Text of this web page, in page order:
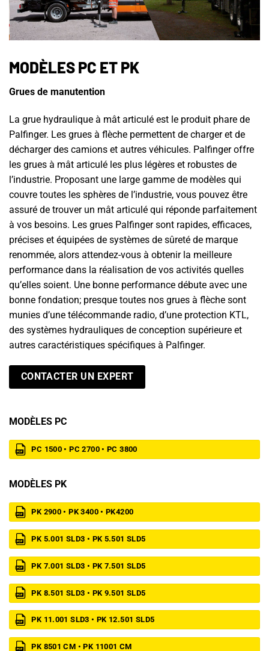
MODÈLES PC ET PK
Grues de manutention
La grue hydraulique à mât articulé est le produit phare de
Palfinger. Les grues à flèche permettent de charger et de
décharger des camions et autres véhicules. Palfinger offre
les grues à mât articulé les plus légères et robustes de
l’industrie. Proposant une large gamme de modèles qui
couvre toutes les sphères de l’industrie, vous pouvez être
assuré de trouver un mât articulé qui réponde parfaitement
à vos besoins. Les grues Palfinger sont rapides, efficaces,
précises et équipées de systèmes de sûreté de marque
renommée, alors attendez-vous à obtenir la meilleure
performance dans la réalisation de vos activités quelles
qu’elles soient. Une bonne performance débute avec une
bonne fondation; presque toutes nos grues à flèche sont
munies d’une télécommande radio, d’une protection KTL,
des systèmes hydrauliques de conception supérieure et
autres caractéristiques spécifiques à Palfinger.
CONTACTER UN EXPERT
MODÈLES PC
PC 1500 • PC 2700 • PC 3800
MODÈLES PK
PK 2900 • PK 3400 • PK4200
PK 5.001 SLD3 • PK 5.501 SLD5
PK 7.001 SLD3 • PK 7.501 SLD5
PK 8.501 SLD3 • PK 9.501 SLD5
PK 11.001 SLD3 • PK 12.501 SLD5
PK 8501 CM • PK 11001 CM